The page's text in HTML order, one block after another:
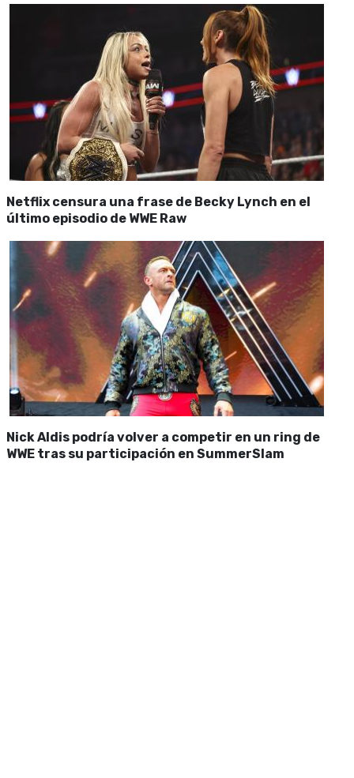
Netflix censura una frase de Becky Lynch en el
último episodio de WWE Raw
Nick Aldis podría volver a competir en un ring de
WWE tras su participación en SummerSlam